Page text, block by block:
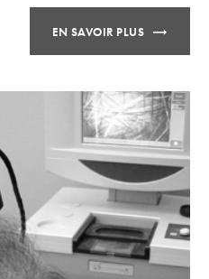
EN SAVOIR PLUS